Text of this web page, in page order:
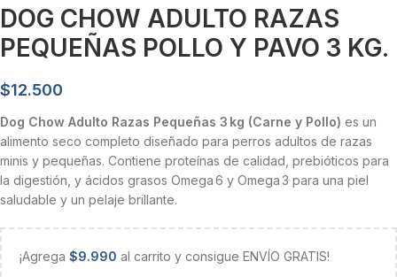
DOG CHOW ADULTO RAZAS
PEQUEÑAS POLLO Y PAVO 3 KG.
$12.500
Dog Chow Adulto Razas Pequeñas 3 kg (Carne y Pollo) es un
alimento seco completo diseñado para perros adultos de razas
minis y pequeñas. Contiene proteínas de calidad, prebióticos para
la digestión, y ácidos grasos Omega 6 y Omega 3 para una piel
saludable y un pelaje brillante.
¡Agrega $9.990 al carrito y consigue ENVÍO GRATIS!